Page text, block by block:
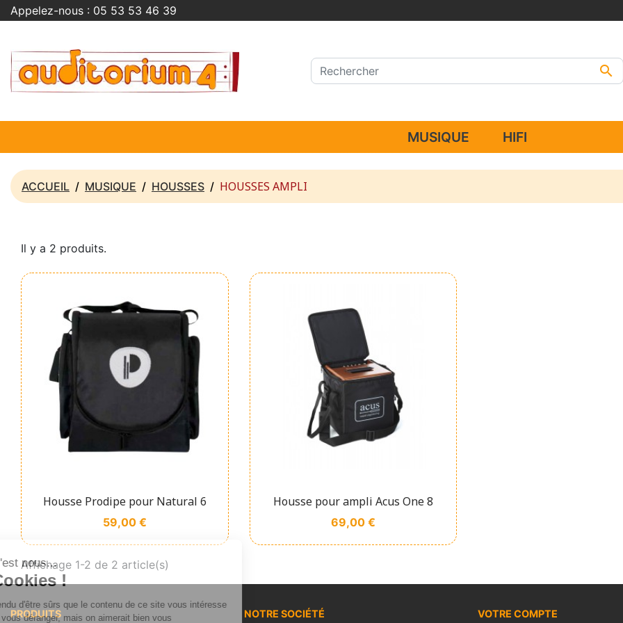
Appelez-nous : 05 53 53 46 39

MUSIQUE HIFI
ACCUEIL MUSIQUE HOUSSES HOUSSES AMPLI
Il y a 2 produits.
Housse Prodipe pour Natural 6
Prix
59,00 €
Housse pour ampli Acus One 8
Prix
69,00 €
Affichage 1-2 de 2 article(s)
PRODUITS NOTRE SOCIÉTÉ VOTRE COMPTE
Salut c'est nous...
les Cookies !
On a attendu d'être sûrs que le contenu de ce site vous intéresse
avant de vous déranger, mais on aimerait bien vous